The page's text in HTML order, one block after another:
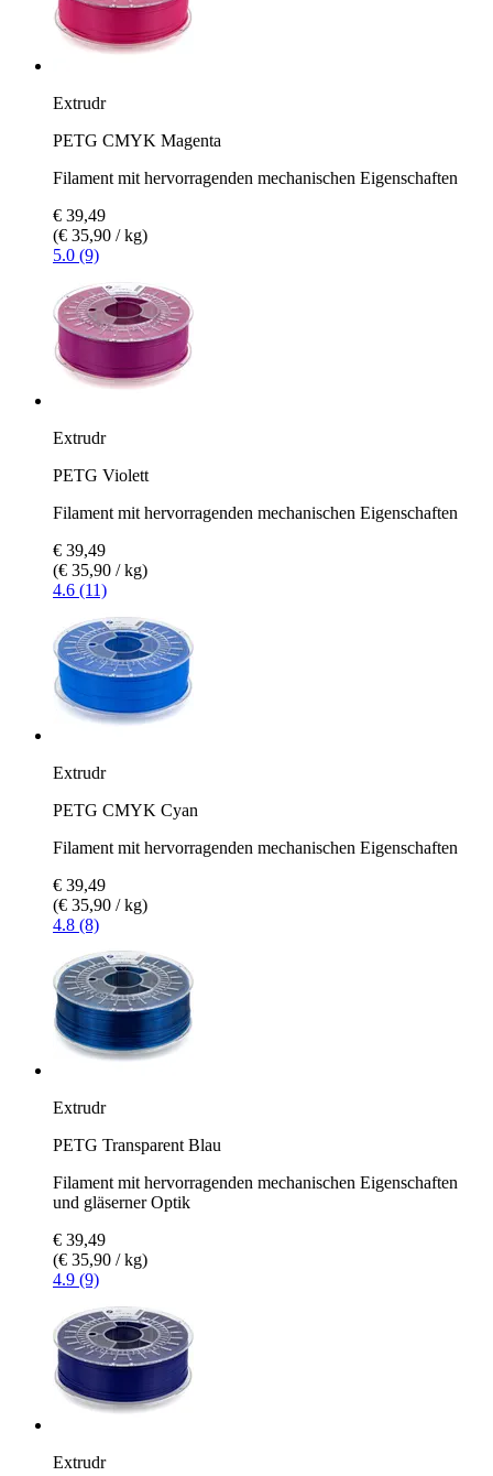
Extrudr
PETG CMYK Magenta
Filament mit hervorragenden mechanischen Eigenschaften
€ 39,49
(€ 35,90 / kg)
5.0 (9)
Extrudr
PETG Violett
Filament mit hervorragenden mechanischen Eigenschaften
€ 39,49
(€ 35,90 / kg)
4.6 (11)
Extrudr
PETG CMYK Cyan
Filament mit hervorragenden mechanischen Eigenschaften
€ 39,49
(€ 35,90 / kg)
4.8 (8)
Extrudr
PETG Transparent Blau
Filament mit hervorragenden mechanischen Eigenschaften
und gläserner Optik
€ 39,49
(€ 35,90 / kg)
4.9 (9)
Extrudr